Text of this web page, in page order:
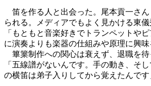
笛を作る人と出会った。尾本貢一さん
られる。メディアでもよく見かける東
「もともと音楽好きでトランペットや
に演奏よりも楽器の仕組みや原理に興
篳篥制作への関心は衰えず、退職を待
「五線譜がないんです。手の動き、そ
の横笛は弟子入りしてから覚えたんです